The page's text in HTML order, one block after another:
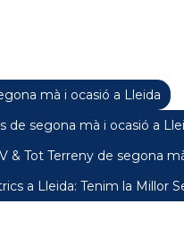
mà i ocasió a Lleida
de segona mà i ocasió a
& Tot Terreny de segona
a Lleida: Tenim la Millor